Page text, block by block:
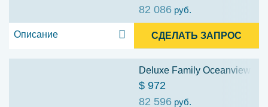
82 086 руб.
Описание СДЕЛАТЬ ЗАПРОС
Deluxe Family Oceanview
$ 972
82 596 руб.